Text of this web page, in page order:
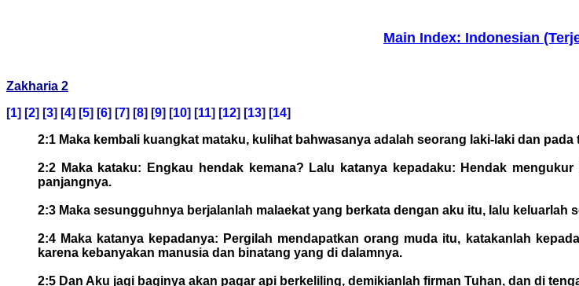
Main Index: Indonesian
Zakharia 2
[1] [2] [3] [4] [5] [6] [7] [8] [9] [10] [11] [12] [13] [14]
2:1 Maka kembali kuangkat mataku, kulihat bahwasanya adalah seorang laki-laki dan
2:2 Maka kataku: Engkau hendak kemana? Lalu katanya kepadaku: Hendak
panjangnya.
2:3 Maka sesungguhnya berjalanlah malaekat yang berkata dengan aku itu, lalu keluarlah
2:4 Maka katanya kepadanya: Pergilah mendapatkan orang muda itu, katakanlah
karena kebanyakan manusia dan binatang yang di dalamnya.
2:5 Dan Aku jagi baginya akan pagar api berkeliling, demikianlah firman Tuhan, dan di